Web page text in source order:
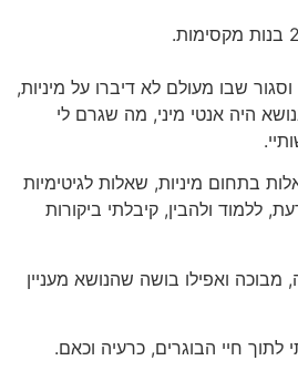
שבו מעולם לא דיברו על מיניות,
היה אנטי מיני, מה שגרם לי
שאלות בתחום מיניות, שאלות לגיטימיות
ללמוד ולהבין, קיבלתי ביקורות
ואפילו בושה שהנושא מעניין
חיי הבוגרים, כרעיה וכאם.